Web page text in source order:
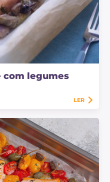
salmão por semana
para satisfazer a
desses ácidos
com legumes
LER